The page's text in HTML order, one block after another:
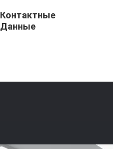
Контактные
Данные